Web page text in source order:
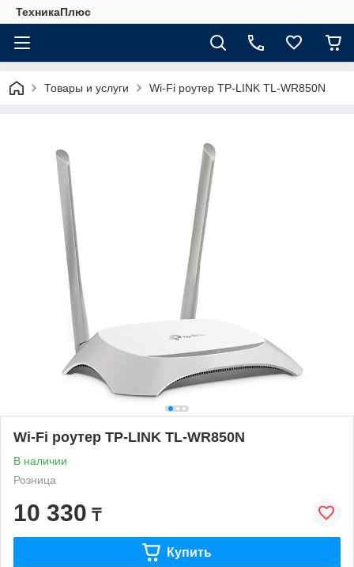
ТехникаПлюс
Товары и услуги Wi-Fi роутер TP-LINK TL-WR850N
Wi-Fi роутер TP-LINK TL-WR850N
В наличии
Розница
10 330 ₸
Купить